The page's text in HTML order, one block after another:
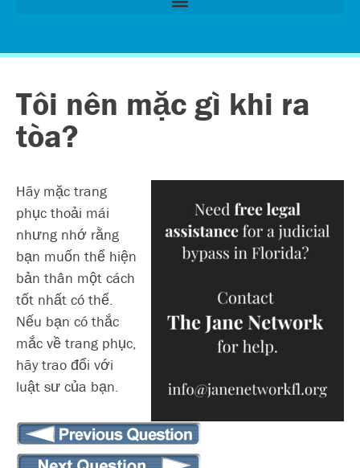
Tôi nên mặc gì khi ra
tòa?
Hãy mặc trang
phục thoải mái
nhưng nhớ rằng
bạn muốn thể hiện
bản thân một cách
tốt nhất có thể.
Nếu bạn có thắc
mắc về trang phục,
hãy trao đổi với
luật sư của bạn.